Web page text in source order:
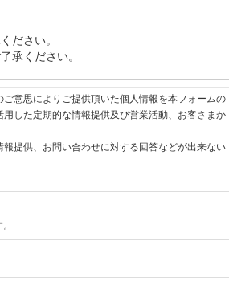
ださい。
承ください。
意思によりご提供頂いた個人情報を本フォームの
した定期的な情報提供及び営業活動、お客さまか
提供、お問い合わせに対する回答などが出来ない
づけ、ウェブアクセス履歴を取得します。取得可
プ会社が運営・開設するウェブページ内に限られ
めに利用します。